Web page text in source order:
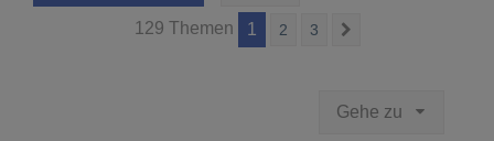
129 Themen 1 2 3
Gehe zu